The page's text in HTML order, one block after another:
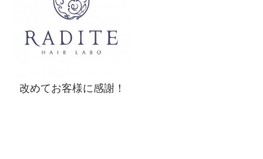
改めてお客様に感謝！